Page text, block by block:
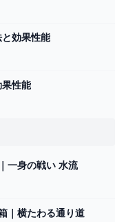
効果性能
性能
一身の戦い 水流
｜横たわる通り道